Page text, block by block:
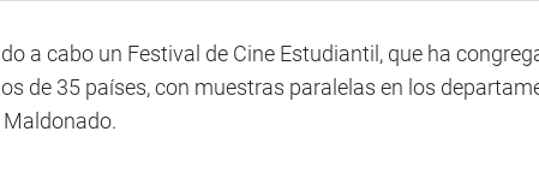
a cabo un Festival de Cine Estudiantil, que ha
de 35 países, con muestras paralelas en los
Maldonado.